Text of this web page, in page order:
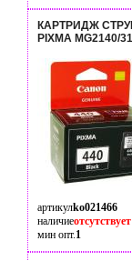
КАРТРИДЖ
PIXMA MG2140/
артикулko021466
наличиеотсутствует
мин опт.1